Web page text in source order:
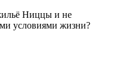
Ниццы и не
условиями жизни?